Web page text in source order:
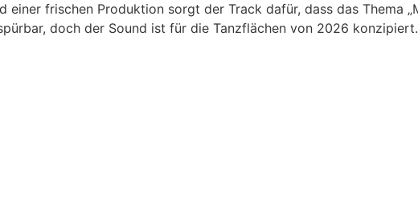
einer frischen Produktion sorgt der Track dafür, dass das Thema
doch der Sound ist für die Tanzflächen von 2026 konzipiert.